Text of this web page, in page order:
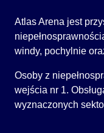
Atlas Arena jest
windy, pochylnie
Osoby z
wejścia nr 1.
wyznaczonych